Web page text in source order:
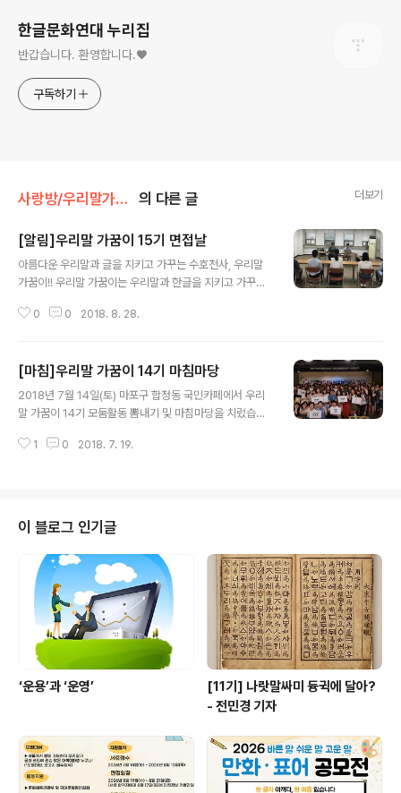
한글문화연대 누리집
반갑습니다. 환영합니다.♥
구독하기
사랑방/우리말가꿈이 의 다른 글 더보기
[알림]우리말 가꿈이 15기 면접날
아름다운 우리말과 글을 지키고 가꾸는 수호천사, 우리말
가꿈이!! 우리말 가꿈이는 우리말과 한글을 지키고 가꾸는
자와 소수자를 배려하는 언어문화 환경을 만들어 가는 일
28일(화)~8월 30일(목)까지 3일 동안, 한글 학회에서 면
접을 진행하고 있습니다. 면접에서 뽑힌 우리말 가꿈이 15
기는 9월부터 약 4개월 동안 활동하게 됩니다.
0 0 2018. 8. 28.
[마침]우리말 가꿈이 14기 마침마당
2018년 7월 14일(토) 마포구 합정동 국민카페에서 우리
말 가꿈이 14기 모둠활동 뽐내기 및 마침마당을 치렀습니
학생이 올 4월부터 3개월 동안 우리말과 한글 사랑 활동을
도 3가지 인연을 맺었습니다. 함께 활동한 친구, 한글문화
연대, 우리말과 한글에 대한 인연을 소중하게 담아 두세
요.”라고 말했다. 우리말 가꿈이 14기는 5월 15일 세종대
왕 나신 날 알리기, 서울 지하철 호선에 담긴 우리말 이야
기, '물은 스스로'라는 붙임딱지 붙이기, 국어책임관에게 응
원편지 쓰기'와 같은 ..
1 0 2018. 7. 19.
이 블로그 인기글
‘운용’과 ‘운영’
[11기] 나랏말싸미 듕귁에 달아?
- 전민경 기자